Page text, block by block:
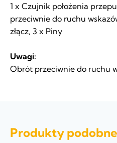
1 x Czujnik położenia
przeciwnie do ruchu
złącz, 3 x Piny
Uwagi:
Obrót przeciwnie do ruchu
Produkty podobne